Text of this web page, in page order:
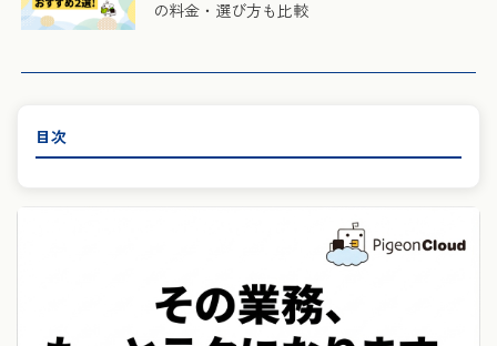
の料金・選び方も比較
目次